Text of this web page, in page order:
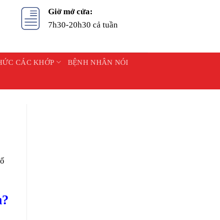
Giờ mở cửa:
7h30-20h30 cả tuần
CÁC KHỚP BỆNH NHÂN NÓI